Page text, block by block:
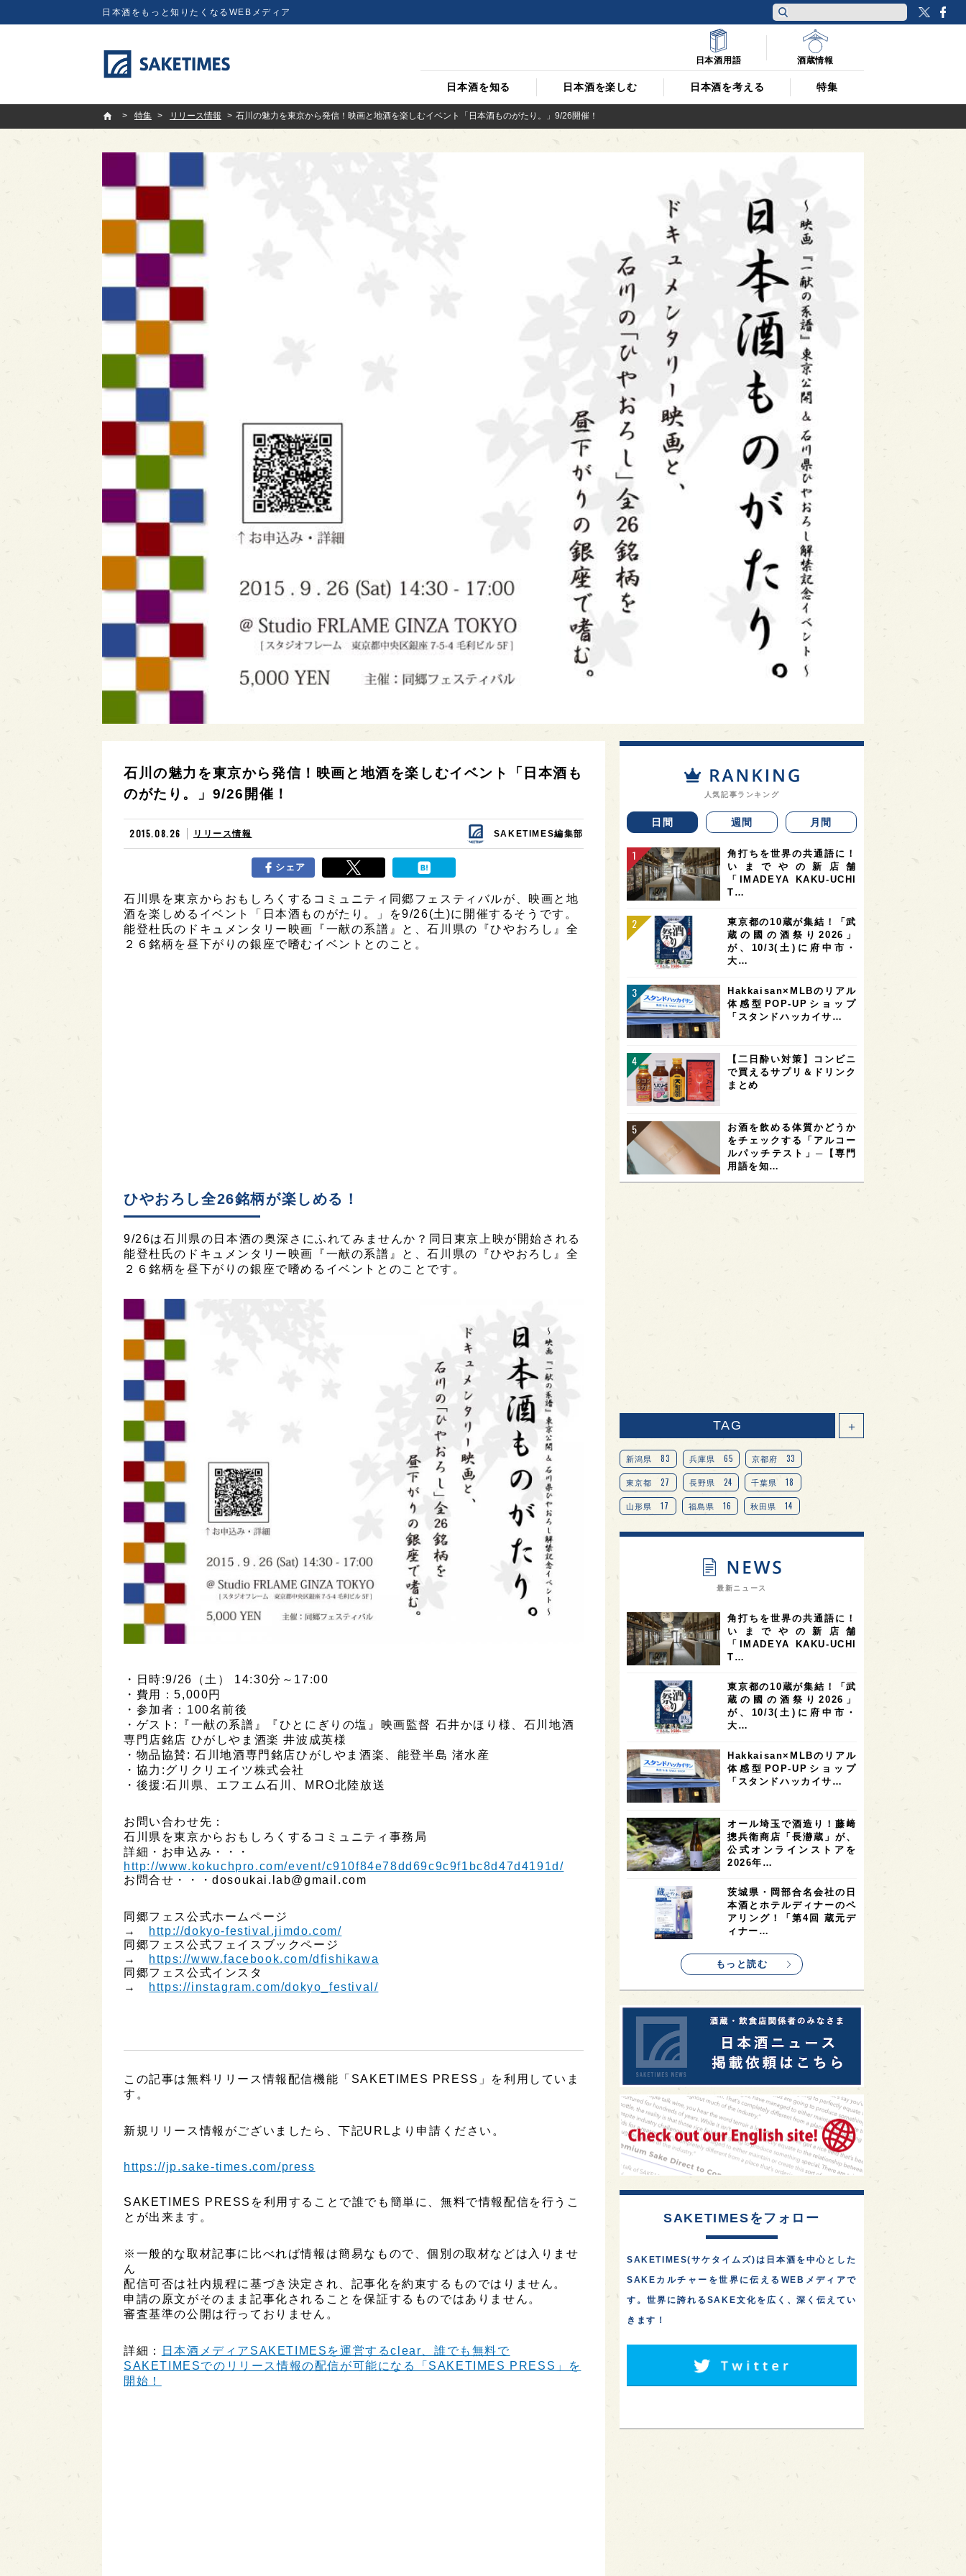
日本酒をもっと知りたくなるWEBメディア
日本酒を知る 日本酒を楽しむ 日本酒を考える 特集
日本酒用語 酒蔵情報
SAKETIMES
特集
リリース情報 石川の魅力を東京から発信！映画と地酒を楽しむイベント「日本酒ものがたり。」9/26開催！
石川の魅力を東京から発信！映画と地酒を楽しむイベント「日本酒も
のがたり。」9/26開催！
2015.08.26 リリース情報 SAKETIMES編集部
シェア
石川県を東京からおもしろくするコミュニティ同郷フェスティバルが、映画と地
酒を楽しめるイベント「日本酒ものがたり。」を9/26(土)に開催するそうです。
能登杜氏のドキュメンタリー映画『一献の系譜』と、石川県の『ひやおろし』全
２６銘柄を昼下がりの銀座で嗜むイベントとのこと。
ひやおろし全26銘柄が楽しめる！
9/26は石川県の日本酒の奥深さにふれてみませんか？同日東京上映が開始される
能登杜氏のドキュメンタリー映画『一献の系譜』と、石川県の『ひやおろし』全
２６銘柄を昼下がりの銀座で嗜めるイベントとのことです。
・日時:9/26（土） 14:30分～17:00
・費用：5,000円
・参加者：100名前後
・ゲスト:『一献の系譜』『ひとにぎりの塩』映画監督 石井かほり様、石川地酒
専門店銘店 ひがしやま酒楽 井波成英様
・物品協賛: 石川地酒専門銘店ひがしやま酒楽、能登半島 渚水産
・協力:グリクリエイツ株式会社
・後援:石川県、エフエム石川、MRO北陸放送
お問い合わせ先：
石川県を東京からおもしろくするコミュニティ事務局
詳細・お申込み・・・
http://www.kokuchpro.com/event/c910f84e78dd69c9c9f1bc8d47d4191d/
お問合せ・・・dosoukai.lab@gmail.com
同郷フェス公式ホームページ
→
http://dokyo-festival.jimdo.com/
同郷フェス公式フェイスブックページ
→
https://www.facebook.com/dfishikawa
同郷フェス公式インスタ
→
https://instagram.com/dokyo_festival/
この記事は無料リリース情報配信機能「SAKETIMES PRESS」を利用していま
す。
新規リリース情報がございましたら、下記URLより申請ください。
https://jp.sake-times.com/press
SAKETIMES PRESSを利用することで誰でも簡単に、無料で情報配信を行うこ
とが出来ます。
※一般的な取材記事に比べれば情報は簡易なもので、個別の取材などは入りませ
ん
配信可否は社内規程に基づき決定され、記事化を約束するものではりません。
申請の原文がそのまま記事化されることを保証するものではありません。
審査基準の公開は行っておりません。
詳細：
日本酒メディアSAKETIMESを運営するclear、誰でも無料で
SAKETIMESでのリリース情報の配信が可能になる「SAKETIMES PRESS」を
開始！
人気記事ランキング
日間 週間 月間
角打ちを世界の共通語に！
いまでやの新店舗
「IMADEYA KAKU-UCHI
T…
東京都の10蔵が集結！「武
蔵の國の酒祭り2026」
が、10/3(土)に府中市・
大…
Hakkaisan×MLBのリアル
体感型POP-UPショップ
「スタンドハッカイサ…
【二日酔い対策】コンビニ
で買えるサプリ＆ドリンク
まとめ
お酒を飲める体質かどうか
をチェックする「アルコー
ルパッチテスト」─【専門
用語を知…
TAG ＋
新潟県 83 兵庫県 65 京都府 33
東京都 27 長野県 24 千葉県 18
山形県 17 福島県 16 秋田県 14
愛知県 14 宮城県 14 岐阜県 13
オピニオンリーダーの視点 9
石川県 7 奈良県 7 滋賀県 7 和歌山県 6
富山県 6 フランス 6 高知県 5 島根県 5
4 アメリカ 4 神奈川県 4
4 三重県 3 3
オーストラリア 2 台湾 2 アジア 2
SAKEの時代を生きる 2
全蔵めぐり 1 シンガポール 1 カナダ 1
群馬県 1 熊本県 1 徳島県
イギリス ノルウェー 1 新宿区
歌舞伎町 1 沖縄県 1 鳥取県 1
saketimes_image_4
最新ニュース
角打ちを世界の共通語に！
いまでやの新店舗
「IMADEYA KAKU-UCHI
T…
東京都の10蔵が集結！「武
蔵の國の酒祭り2026」
が、10/3(土)に府中市・
大…
Hakkaisan×MLBのリアル
体感型POP-UPショップ
「スタンドハッカイサ…
オール埼玉で酒造り！藤﨑
摠兵衛商店「長瀞蔵」が、
公式オンラインストアを
2026年…
茨城県・岡部合名会社の日
本酒とホテルディナーのペ
アリング！「第4回 蔵元デ
ィナー…
もっと読む
SAKETIMESをフォロー
SAKETIMES(サケタイムズ)は日本酒を中心とした
SAKEカルチャーを世界に伝えるWEBメディアで
す。世界に誇れるSAKE文化を広く、深く伝えてい
きます！